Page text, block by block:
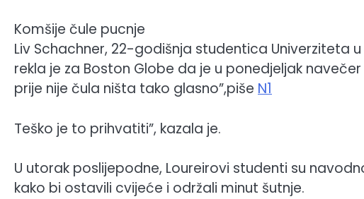
Komšije čule pucnje
Liv Schachner, 22-godišnja studentica Univerziteta
rekla je za Boston Globe da je u ponedjeljak
prije nije čula ništa tako glasno”,piše N1
Teško je to prihvatiti”, kazala je.
U utorak poslijepodne, Loureirovi studenti su
kako bi ostavili cvijeće i održali minut šutnje.